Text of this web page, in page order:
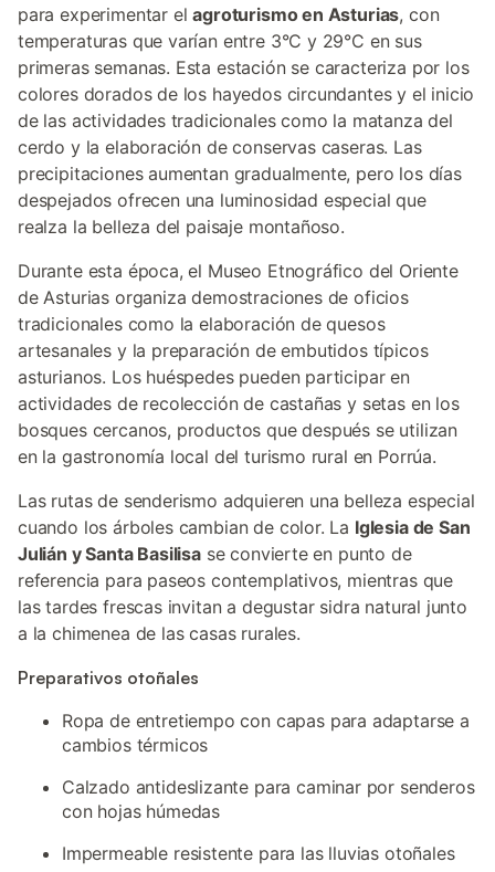
para experimentar elagroturismo en Asturias, con
temperaturas que varían entre 3°C y 29°C en sus
primeras semanas. Esta estación se caracteriza por los
colores dorados de los hayedos circundantes y el inicio
de las actividades tradicionales como la matanza del
cerdo y la elaboración de conservas caseras. Las
precipitaciones aumentan gradualmente, pero los días
despejados ofrecen una luminosidad especial que
realza la belleza del paisaje montañoso.
Durante esta época, el Museo Etnográfico del Oriente
de Asturias organiza demostraciones de oficios
tradicionales como la elaboración de quesos
artesanales y la preparación de embutidos típicos
asturianos. Los huéspedes pueden participar en
actividades de recolección de castañas y setas en los
bosques cercanos, productos que después se utilizan
en la gastronomía local del turismo rural en Porrúa.
Las rutas de senderismo adquieren una belleza especial
cuando los árboles cambian de color. La Iglesia de San
Julián y Santa Basilisase convierte en punto de
referencia para paseos contemplativos, mientras que
las tardes frescas invitan a degustar sidra natural junto
a la chimenea de las casas rurales.
Preparativos otoñales
Ropa de entretiempo con capas para adaptarse a
cambios térmicos
Calzado antideslizante para caminar por senderos
con hojas húmedas
Impermeable resistente para las lluvias otoñales